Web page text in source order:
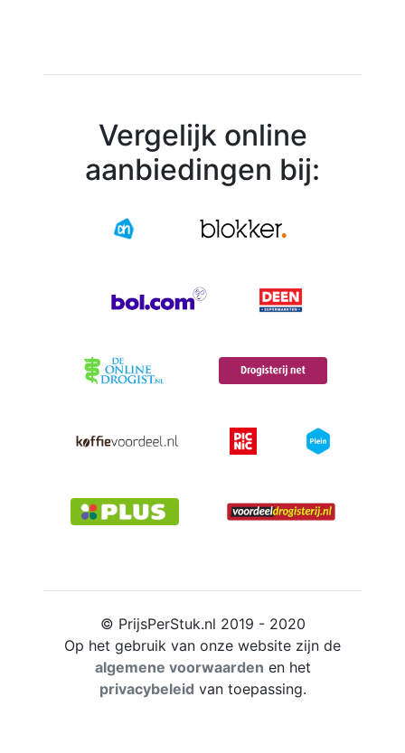
Vergelijk online
aanbiedingen bij:
© PrijsPerStuk.nl 2019 - 2020
Op het gebruik van onze website zijn de
algemene voorwaarden en het
privacybeleid van toepassing.